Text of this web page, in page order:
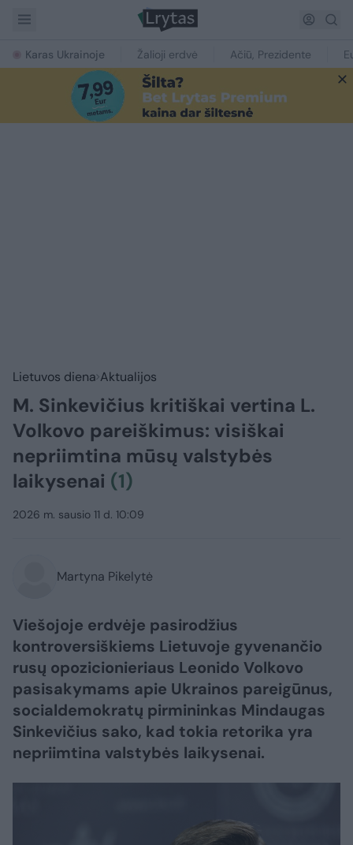
Karas Ukrainoje Žalioji erdvė Ačiū, Prezidente
Lietuvos diena Aktualijos
M. Sinkevičius kritiškai vertina L.
Volkovo pareiškimus: visiškai
nepriimtina mūsų valstybės
laikysenai (1)
2026 m. sausio 11 d. 10:09
Martyna Pikelytė
Viešojoje erdvėje pasirodžius
kontroversiškiems Lietuvoje gyvenančio
rusų opozicionieriaus Leonido Volkovo
pasisakymams apie Ukrainos pareigūnus,
socialdemokratų pirmininkas Mindaugas
Sinkevičius sako, kad tokia retorika yra
nepriimtina valstybės laikysenai.